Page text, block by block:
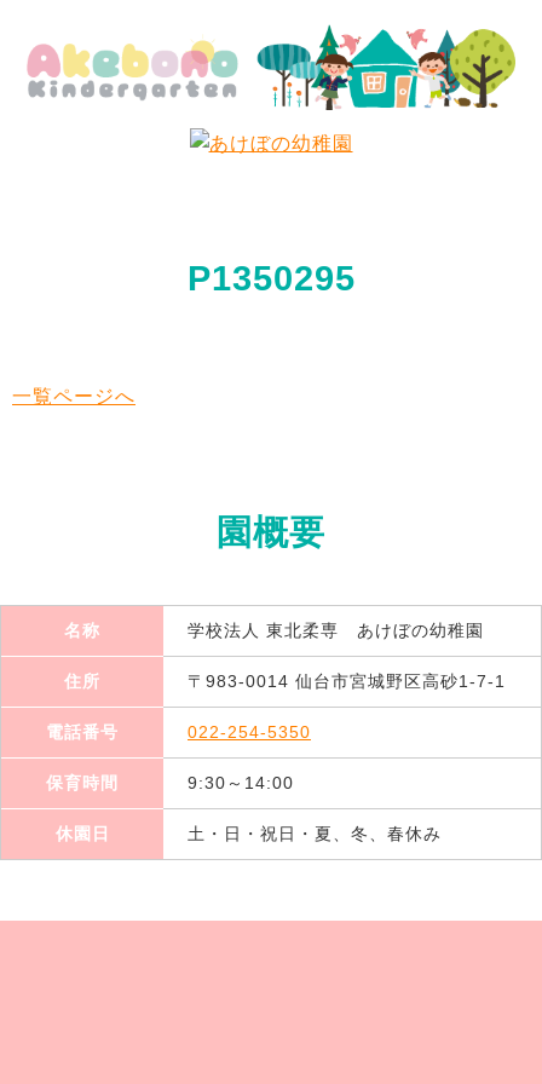
P1350295
一覧ページへ
園概要
名称 学校法人 東北柔専 あけぼの幼稚園
住所 〒983-0014 仙台市宮城野区高砂1-7-1
電話番号 022-254-5350
保育時間 9:30～14:00
休園日 土・日・祝日・夏、冬、春休み